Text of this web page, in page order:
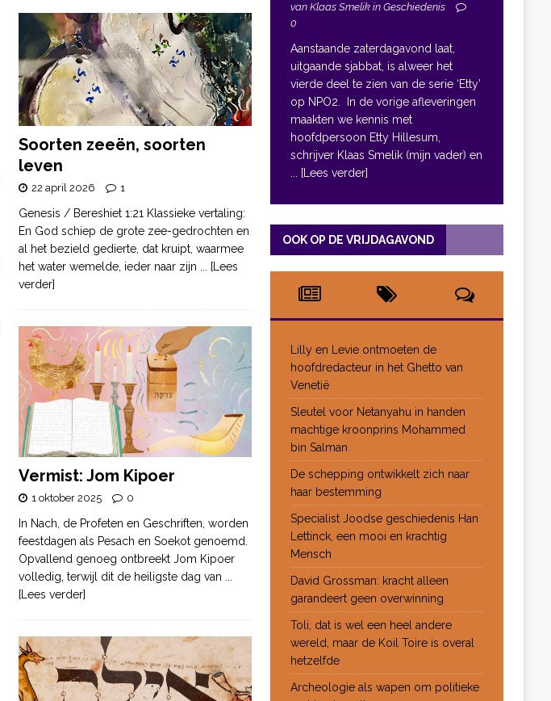
Soorten zeeën, soorten
leven
22 april 2026 1
Genesis / Bereshiet 1:21 Klassieke vertaling:
En God schiep de grote zee-gedrochten en
al het bezield gedierte, dat kruipt, waarmee
het water wemelde, ieder naar zijn ... [Lees
verder]
Vermist: Jom Kipoer
1 oktober 2025 0
In Nach, de Profeten en Geschriften, worden
feestdagen als Pesach en Soekot genoemd.
Opvallend genoeg ontbreekt Jom Kipoer
volledig, terwijl dit de heiligste dag van
[Lees verder]
van Klaas Smelik in Geschiedenis
0
Aanstaande zaterdagavond laat,
uitgaande sjabbat, is alweer het
vierde deel te zien van de serie ‘Etty’
op NPO2. In de vorige afleveringen
maakten we kennis met
hoofdpersoon Etty Hillesum,
schrijver Klaas Smelik (mijn vader) en
... [Lees verder]
OOK OP DE VRIJDAGAVOND
Lilly en Levie ontmoeten de
hoofdredacteur in het Ghetto van
Venetië
Sleutel voor Netanyahu in handen
machtige kroonprins Mohammed
bin Salman
De schepping ontwikkelt zich naar
haar bestemming
Specialist Joodse geschiedenis Han
Lettinck, een mooi en krachtig
Mensch
David Grossman: kracht alleen
garandeert geen overwinning
Toli, dat is wel een heel andere
wereld, maar de Koil Toire is overal
hetzelfde
Archeologie als wapen om politieke